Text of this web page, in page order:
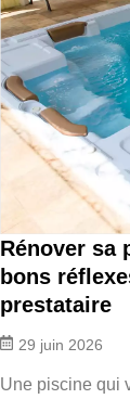
Rénover sa
bons
prestataire
29 juin 2026
Une piscine qui